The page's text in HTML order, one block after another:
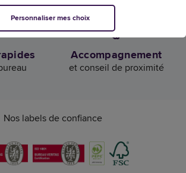
Accompagnement
et conseil de proximité
Nos labels de confiance
Personnaliser mes choix